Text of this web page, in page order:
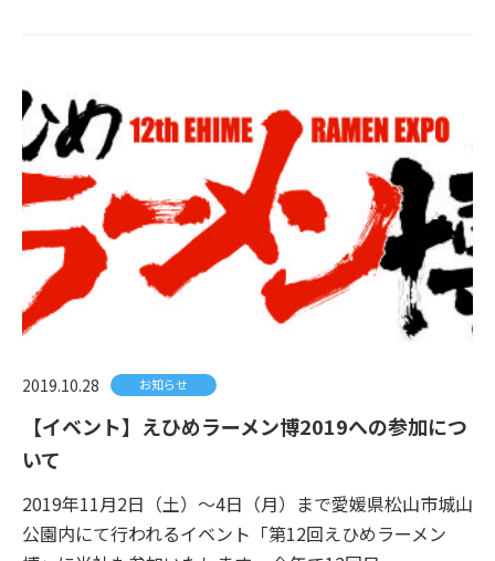
2019.10.28 お知らせ
【イベント】えひめラーメン博2019への参加につ
いて
2019年11月2日（土）～4日（月）まで愛媛県松山市城山
公園内にて行われるイベント「第12回えひめラーメン